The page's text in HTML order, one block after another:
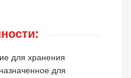
для хранения
для